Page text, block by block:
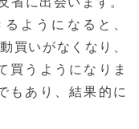
ようになると、
買いがなくなり、
買うようになりま
もあり、結果的に